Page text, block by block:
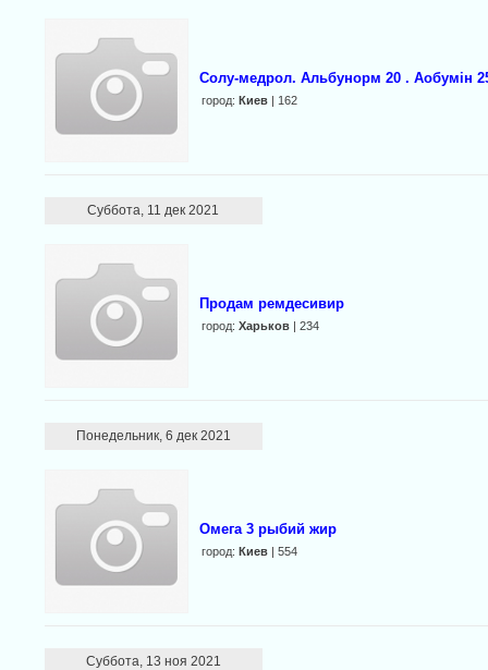
Солу-медрол. Альбунорм 20 . Аобумін
город: Киев| 162
Суббота, 11 дек 2021
Продам ремдесивир
город: Харьков| 234
Понедельник, 6 дек 2021
Омега 3 рыбий жир
город: Киев| 554
Суббота, 13 ноя 2021